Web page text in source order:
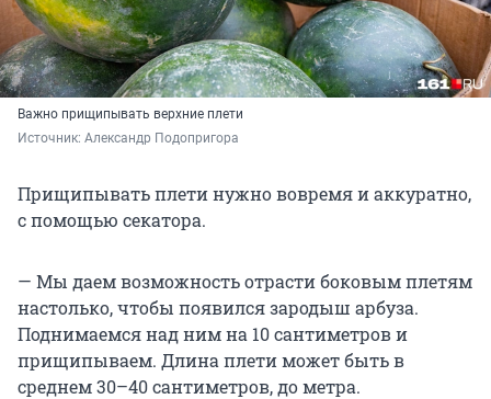
Важно прищипывать верхние плети
Источник: Александр Подопригора
Прищипывать плети нужно вовремя и аккуратно,
с помощью секатора.
— Мы даем возможность отрасти боковым плетям
настолько, чтобы появился зародыш арбуза.
Поднимаемся над ним на 10 сантиметров и
прищипываем. Длина плети может быть в
среднем 30–40 сантиметров, до метра.